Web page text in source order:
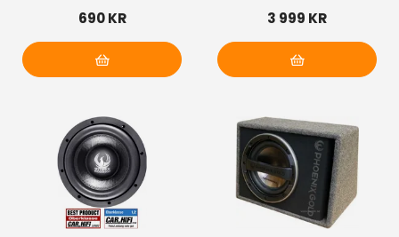
690 KR 3 999 KR